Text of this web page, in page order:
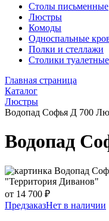
Столы письменные
Люстры
Комоды
Односпальные
Полки и стеллажи
Столики туалетные
Главная страница
Каталог
Люстры
Водопад Софья Д 700
Водопад
от 14 700 ₽
ПредзаказНет в наличии